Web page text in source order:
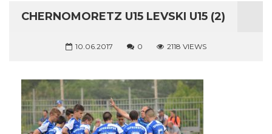
CHERNOMORETZ U15 LEVSKI U15 (2)
10.06.2017 0 2118 VIEWS